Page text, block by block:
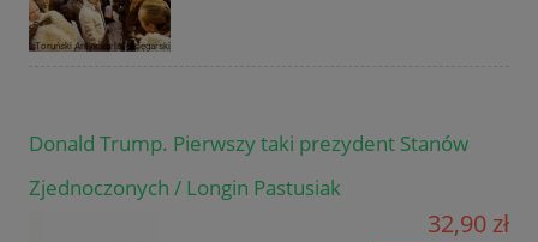
Donald Trump. Pierwszy taki prezydent Stanów
Zjednoczonych / Longin Pastusiak
32,90 zł